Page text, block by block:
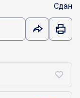
Сдан